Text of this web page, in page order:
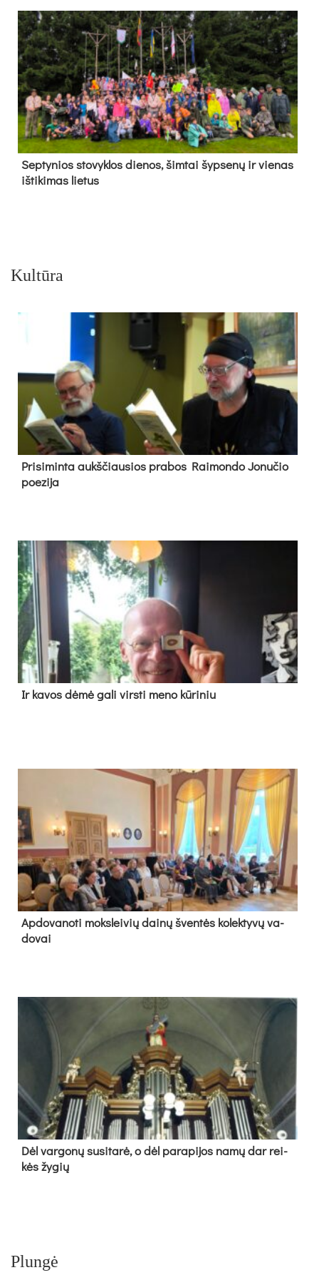
Sep­ty­nios sto­vyk­los die­nos, šim­tai šyp­se­nų ir vie­nas
iš­ti­ki­mas lie­tus
Kultūra
Pri­si­min­ta aukš­čiau­sios pra­bos Rai­mon­do Jo­nu­čio
poe­zi­ja
Ir ka­vos dė­mė ga­li virs­ti me­no kū­ri­niu
Ap­do­va­no­ti moks­lei­vių dai­nų šven­tės ko­lek­ty­vų va­
do­vai
Dėl var­go­nų su­si­ta­rė, o dėl pa­ra­pi­jos na­mų dar rei­
kės žy­gių
Plungė